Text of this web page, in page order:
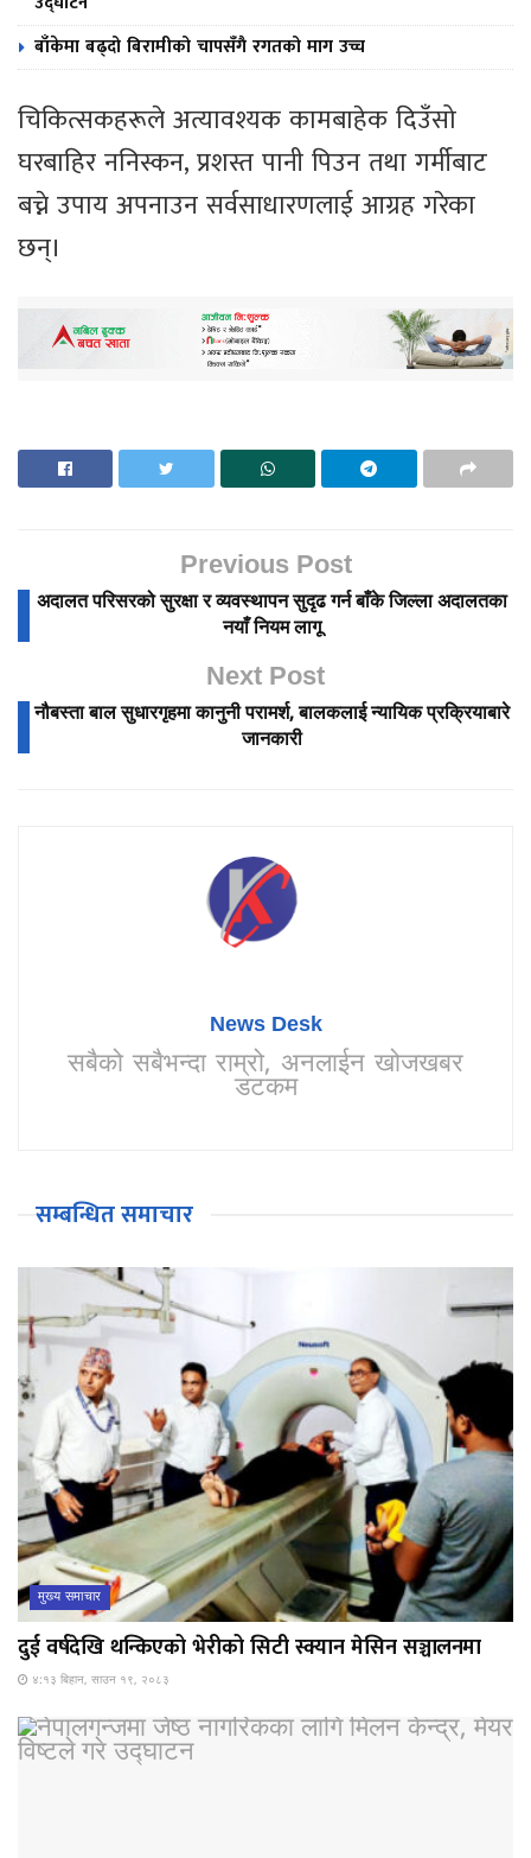
बाँकेमा बढ्दो बिरामीको चापसँगै रगतको माग उच्च
चिकित्सकहरूले अत्यावश्यक कामबाहेक दिउँसो
घरबाहिर ननिस्कन, प्रशस्त पानी पिउन तथा गर्मीबाट
बच्ने उपाय अपनाउन सर्वसाधारणलाई आग्रह गरेका
छन्।
Previous Post
अदालत परिसरको सुरक्षा र व्यवस्थापन सुदृढ गर्न बाँके जिल्ला अदालतका
नयाँ नियम लागू
Next Post
नौबस्ता बाल सुधारगृहमा कानुनी परामर्श, बालकलाई न्यायिक प्रक्रियाबारे
जानकारी
News Desk
सबैको सबैभन्दा राम्रो, अनलाईन खोजखबर
डटकम
सम्बन्धित समाचार
मुख्य समाचार
दुई वर्षदेखि थन्किएको भेरीको सिटी स्क्यान मेसिन सञ्चालनमा
४:१३ बिहान, साउन १९, २०८३